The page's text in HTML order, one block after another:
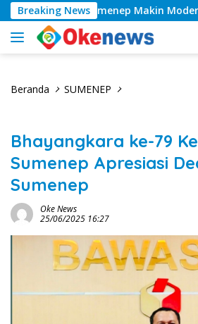
Langsung
ke
konten
Breaking News
Kesehatan Sumenep Makin Modern
Beranda SUMENEP
Bhayangkara ke-79
Sumenep Apresiasi
Sumenep
Oke News
25/06/2025 16:27